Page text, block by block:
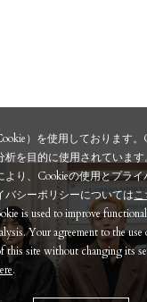
）を使用しております。
を目的に使用されていま
り、Cookieの使用とプラ
シーポリシーについてはこ
is used to improve
Your agreement to the
this site without changing its
.